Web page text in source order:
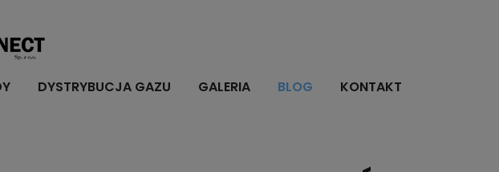
DYSTRYBUCJA GAZU GALERIA BLOG KONTAKT